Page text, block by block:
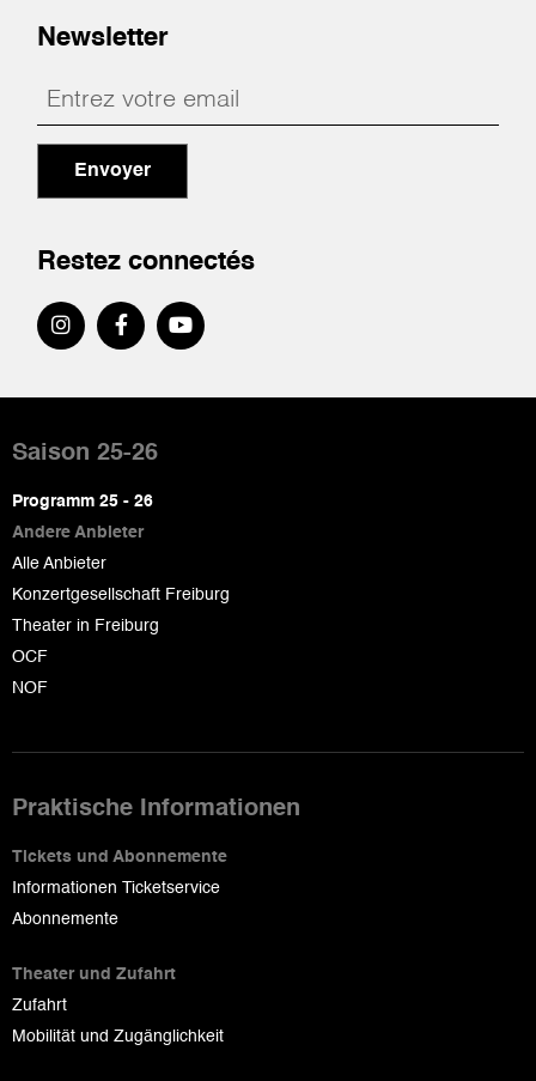
Newsletter
Envoyer
Restez connectés
de
page
Saison 25-26
Programm 25 - 26
Andere Anbieter
Alle Anbieter
Konzertgesellschaft Freiburg
Theater in Freiburg
OCF
NOF
Praktische Informationen
Tickets und Abonnemente
Informationen Ticketservice
Abonnemente
Theater und Zufahrt
Zufahrt
Mobilität und Zugänglichkeit